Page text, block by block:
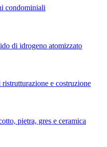
condominiali
di idrogeno atomizzato
e costruzione
pietra, gres e ceramica